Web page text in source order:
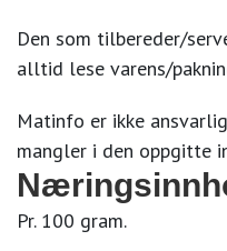
Den som tilbereder/
alltid lese varens/
Matinfo er ikke
mangler i den oppgitte
Pr. 100 gram.